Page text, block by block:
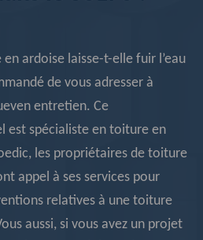
ardoise laisse-t-elle fuir l’eau
de vous adresser à
entretien. Ce
est spécialiste en toiture en
les propriétaires de toiture
appel à ses services pour
relatives à une toiture
aussi, si vous avez un projet